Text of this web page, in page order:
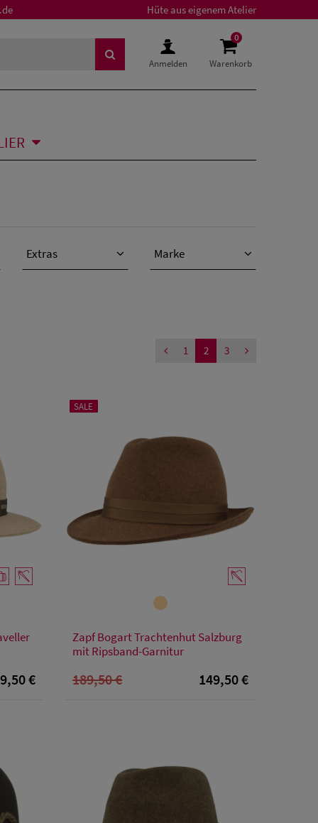
Hüte aus eigenem Atelier
Anmelden
0
Warenkorb
Extras Marke
1 2 3
€
SALE
60 61 62
Zapf Bogart Trachtenhut Salzburg
mit Ripsband-Garnitur
189,50 € 149,50 €